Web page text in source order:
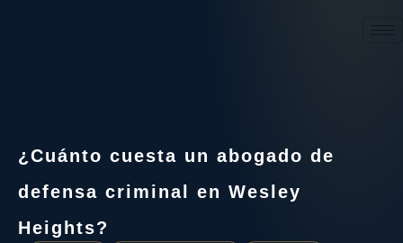
¿Cuánto cuesta un abogado de
defensa criminal en Wesley
Heights?